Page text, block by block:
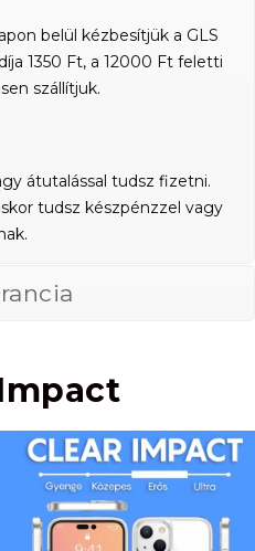
belül kézbesítjük a GLS
1350 Ft, a 12000 Ft feletti
szállítjuk.
átutalással tudsz fizetni.
tudsz készpénzzel vagy